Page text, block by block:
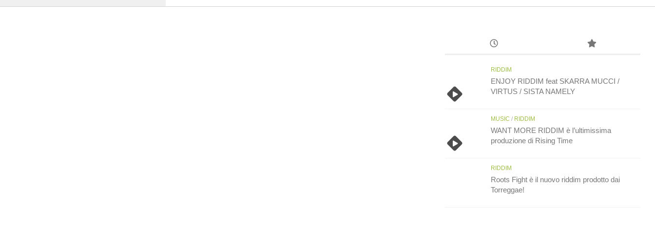
RIDDIM
ENJOY RIDDIM feat SKARRA MUCCI /
VIRTUS / SISTA NAMELY
MUSIC / RIDDIM
WANT MORE RIDDIM è l’ultimissima
produzione di Rising Time
RIDDIM
Roots Fight è il nuovo riddim prodotto dai
Torreggae!